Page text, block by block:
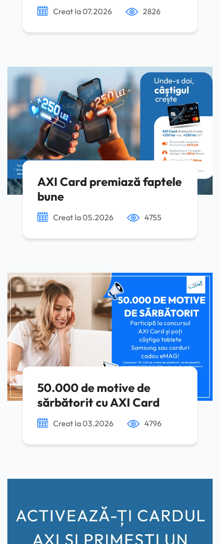
Creat la 07.2026 2826
AXI Card premiază faptele
bune
Creat la 05.2026 4755
50.000 de motive de
sărbătorit cu AXI Card
Creat la 03.2026 4796